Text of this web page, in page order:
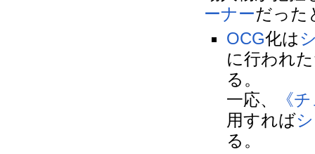
ーナーだった
OCG化は
に行われ
る。
一応、
《
用すれば
る。